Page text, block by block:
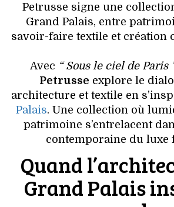
MODE DE
JEUNES
HISTOIRE DES
DÉCO
VOYAGES &
Petrusse signe une
Grand Palais, entre
savoir-faire textile et création
Avec “ Sous le ciel de Paris
Petrusse explore le
architecture et textile en
Palais. Une collection où
patrimoine s’entrelacent
contemporaine du luxe
Quand
Grand Palais